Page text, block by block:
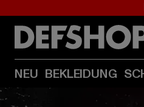
NEU BEKLEIDUNG